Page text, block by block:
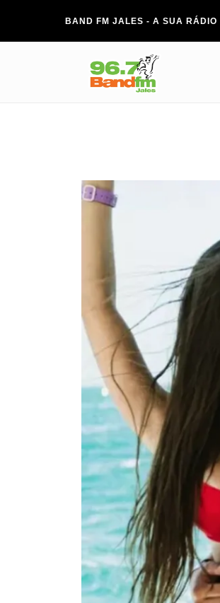
BAND FM JALES - A SUA RÁDIO